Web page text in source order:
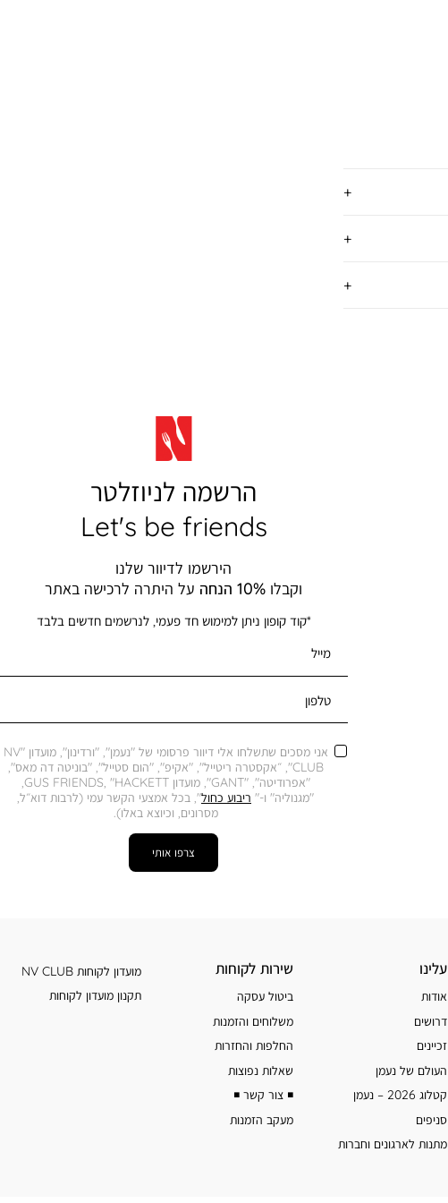
הרשמה לניוזלטר
Let's be friends
הירשמו לדיוור שלנו
וקבלו 10% הנחה על היתרה לרכישה באתר
*קוד קופון ניתן למימוש חד פעמי, לנרשמים חדשים בלבד
מייל
טלפון
אני מסכים שתשלחו אלי דיוור פרסומי של "נעמן", "ורדינון", מועדון "NV
CLUB", ״אקסטרה ריטייל", "אקיפ", "הום סטייל", "בוניטה דה מאס",
"מגנוליה" ו-" ריבוע כחול", בכל אמצעי הקשר עמי (לרבות דוא״ל,
מסרונים, וכיוצא באלו).
צרפו אותי
עלינו
עלינו
אודות
דרושים
זכיינים
העולם של נעמן
קטלוג 2026 – נעמן
סניפים
מתנות לארגונים וחברות
שירות
שירות לקוחות
ביטול עסקה
משלוחים והזמנות
החלפות והחזרות
שאלות נפוצות
◾️ צור קשר ◾️
מעקב הזמנות
מידע
נוסף
מועדון לקוחות NV CLUB
תקנון מועדון לקוחות